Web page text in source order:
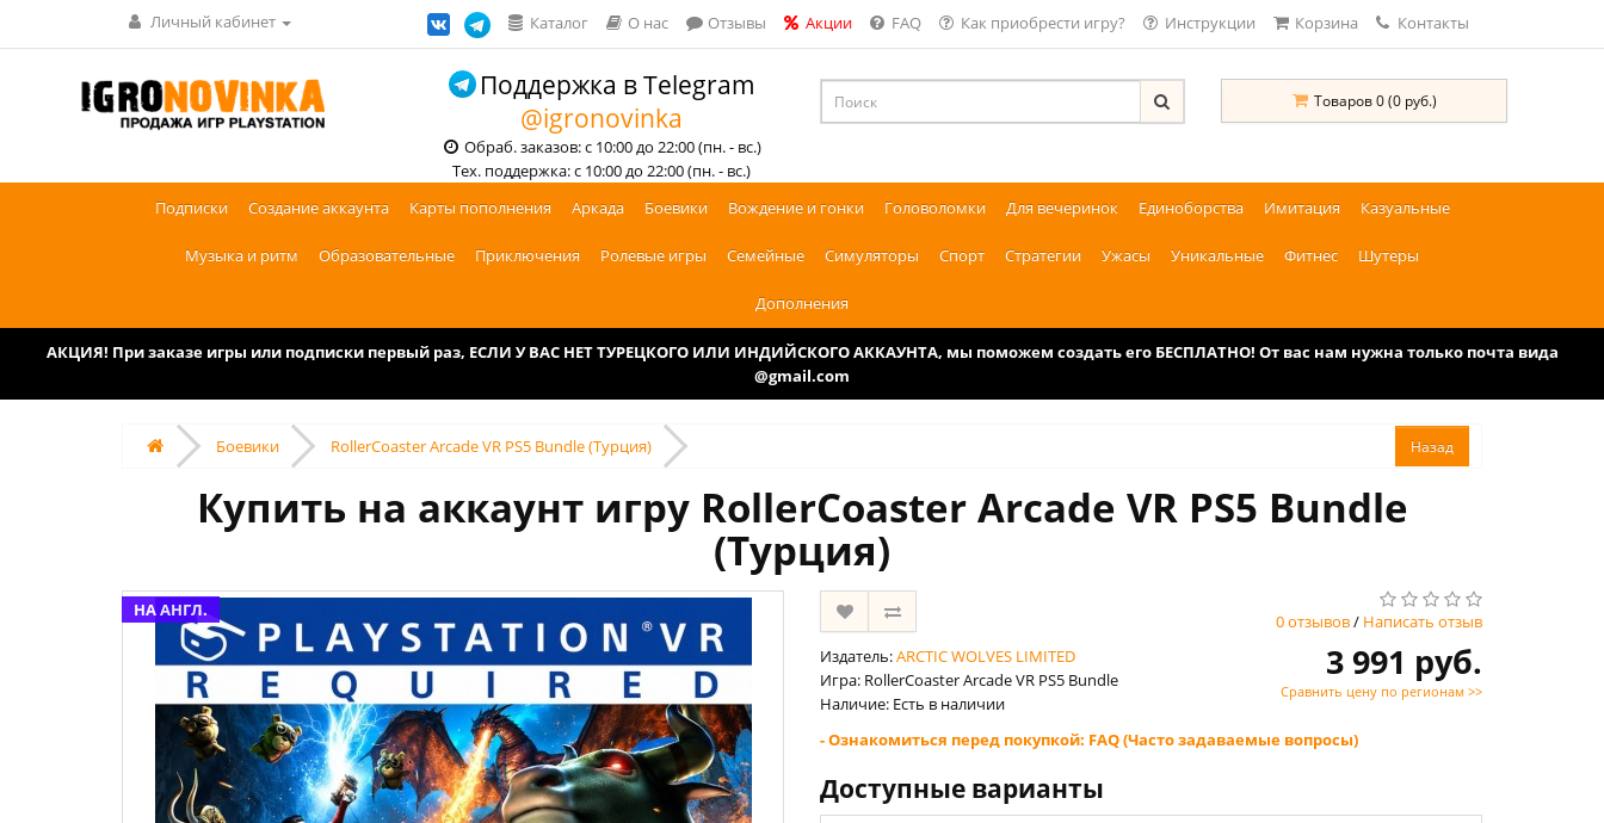
Личный кабинет Каталог О нас Отзывы Акции FAQ Как приобрести игру? Инструкции Корзина Контакты
Поддержка в Telegram
@igronovinka
Обраб. заказов: с 10:00 до 22:00 (пн. - вс.)
Тех. поддержка: с 10:00 до 22:00 (пн. - вс.)
Товаров 0 (0 руб.)
Подписки Создание аккаунта Карты пополнения Аркада Боевики Вождение и гонки Головоломки Для вечеринок Единоборства Имитация Казуальные
Музыка и ритм Образовательные Приключения Ролевые игры Семейные Симуляторы Спорт Стратегии Ужасы Уникальные Фитнес Шутеры
Дополнения
АКЦИЯ! При заказе игры или подписки первый раз, ЕСЛИ У ВАС НЕТ ТУРЕЦКОГО ИЛИ ИНДИЙСКОГО АККАУНТА, мы поможем создать его БЕСПЛАТНО! От вас нам нужна только почта вида
@gmail.com
Боевики RollerCoaster Arcade VR PS5 Bundle (Турция)
Купить на аккаунт игру RollerCoaster Arcade VR PS5 Bundle
(Турция)
НА АНГЛ.
0 отзывов/ Написать отзыв
Издатель:ARCTIC WOLVES LIMITED
Игра: RollerCoaster Arcade VR PS5 Bundle
Наличие: Есть в наличии
3 991 руб.
Сравнить цену по регионам >>
- Ознакомиться перед покупкой: FAQ (Часто задаваемые вопросы)
Доступные варианты